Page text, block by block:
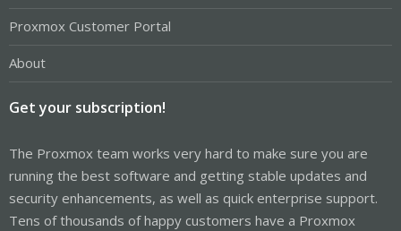
Proxmox Customer Portal
About
Get your subscription!
The Proxmox team works very hard to make sure you are
running the best software and getting stable updates and
security enhancements, as well as quick enterprise support.
Tens of thousands of happy customers have a Proxmox